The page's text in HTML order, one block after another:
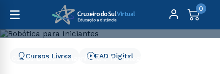
0
Cursos Livres
Engenharia e Tecnologia
Cursos Livres EAD Digital